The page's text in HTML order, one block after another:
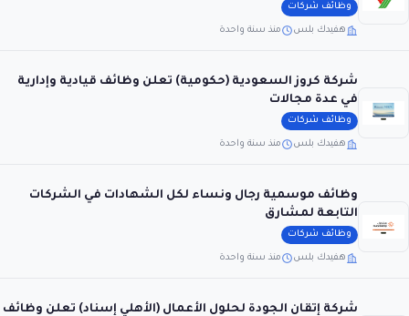
وظائف شركات
هفيدك بلس منذ سنة واحدة
شركة كروز السعودية (حكومية) تعلن وظائف قيادية وإدارية
في عدة مجالات
وظائف شركات
هفيدك بلس منذ سنة واحدة
وظائف موسمية رجال ونساء لكل الشهادات في الشركات
التابعة لمشارق
وظائف شركات
هفيدك بلس منذ سنة واحدة
شركة إتقان الجودة لحلول الأعمال (الأهلي إسناد) تعلن وظائف